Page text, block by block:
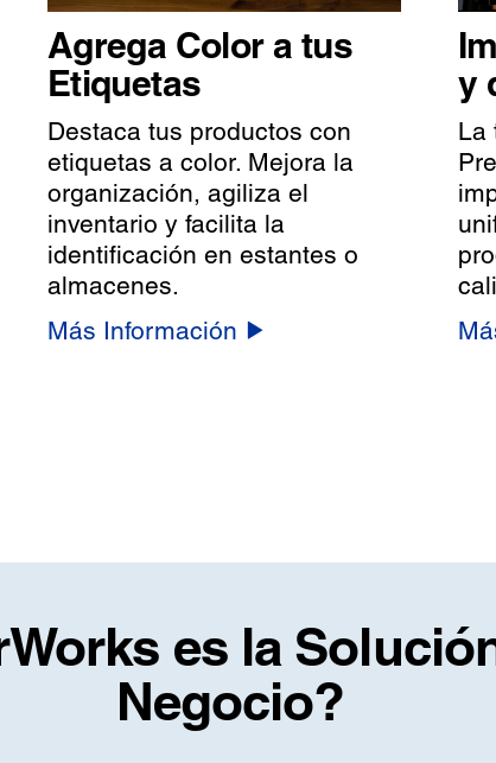
Agrega Color a tus
Etiquetas
Destaca tus productos con
etiquetas a color. Mejora la
organización, agiliza el
inventario y facilita la
identificación en estantes o
almacenes.
Más Información
y
La
es la
Negocio?